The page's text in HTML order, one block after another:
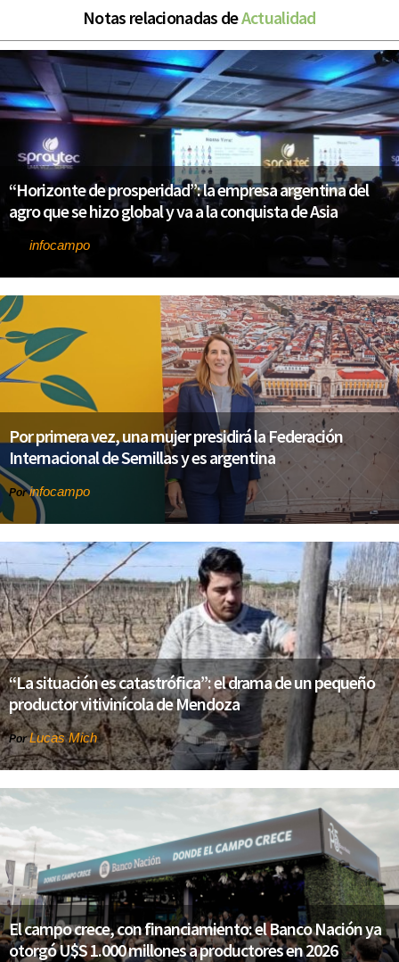
Notas relacionadas deActualidad
“Horizonte de prosperidad”: la empresa argentina del
agro que se hizo global y va a la conquista de Asia
infocampo
Por primera vez, una mujer presidirá la Federación
Internacional de Semillas y es argentina
Porinfocampo
“La situación es catastrófica”: el drama de un pequeño
productor vitivinícola de Mendoza
PorLucas Mich
El campo crece, con financiamiento: el Banco Nación ya
otorgó U$S 1.000 millones a productores en 2026